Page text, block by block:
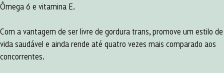
Ômega 6 e vitamina E.
Com a vantagem de ser livre de gordura trans, promove um estilo de
vida saudável e ainda rende até quatro vezes mais comparado aos
concorrentes.